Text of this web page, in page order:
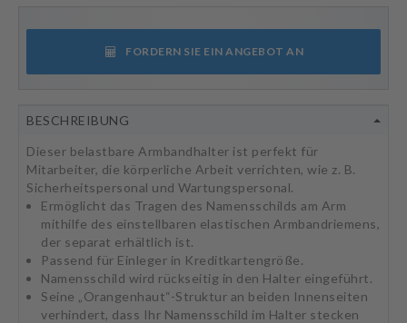
FORDERN SIE EIN ANGEBOT AN
BESCHREIBUNG
Dieser belastbare Armbandhalter ist perfekt für
Mitarbeiter, die körperliche Arbeit verrichten, wie z. B.
Sicherheitspersonal und Wartungspersonal.
Ermöglicht das Tragen des Namensschilds am Arm
mithilfe des einstellbaren elastischen Armbandriemens,
der separat erhältlich ist.
Passend für Einleger in Kreditkartengröße.
Namensschild wird rückseitig in den Halter eingeführt.
Seine „Orangenhaut“-Struktur an beiden Innenseiten
verhindert, dass Ihr Namensschild im Halter stecken